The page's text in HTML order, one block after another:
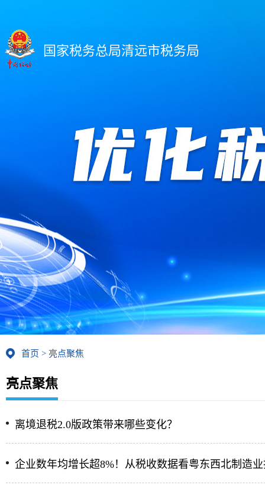
国家税务总局清远市税务局
首页 > 亮点聚焦
亮点聚焦
离境退税2.0版政策带来哪些变化？
企业数年均增长超8%！从税收数据看粤东西北制造